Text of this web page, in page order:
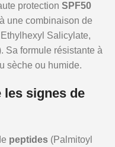
protection SPF50
une combinaison de
Salicylate,
Sa formule résistante à
sèche ou humide.
signes de
peptides (Palmitoyl